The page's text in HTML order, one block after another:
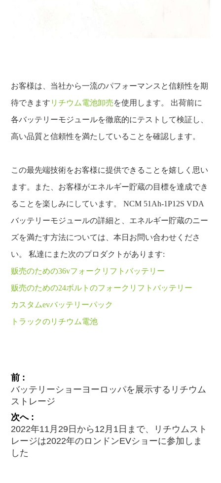
お客様は、当社から一流のパフォーマンスと信頼性を期
待できます リチウム電池卸売を使用します。 出荷前に
各バッテリーモジュールを徹底的にテストして検証し、
高い品質と信頼性を満たしていることを確認します。
この最先端技術をお客様に提供できることを嬉しく思い
ます。また、お客様がエネルギー貯蔵の目標を達成でき
ることを楽しみにしています。 NCM 51Ah-1P12S VDA
バッテリーモジュールの詳細と、エネルギー貯蔵のニー
ズを満たす方法については、本日お問い合わせくださ
い。 私達にまた次のプロダクトがあります:
贩売のための36vフォークリフトバッテリー
贩売のための24ボルトのフォークリフトバッテリー
カスタムevバッテリーパック
トラックのリチウム電池
前 :
バッテリーショーヨーロッパを展示するリチウム
ストレージ
次へ :
2022年11月29日から12月1日まで、リチウムスト
レージは2022年のロンドンEVショーに参加しま
した